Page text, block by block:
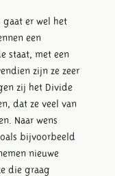
gaat er wel het
een
staat, met een
zijn ze zeer
zij het Divide
dat ze veel van
Naar wens
bijvoorbeeld
nieuwe
die graag